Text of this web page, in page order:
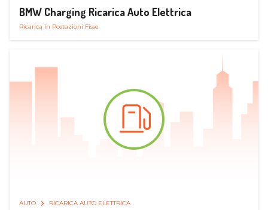
BMW Charging Ricarica Auto Elettrica
Ricarica in Postazioni Fisse
AUTO RICARICA AUTO ELETTRICA